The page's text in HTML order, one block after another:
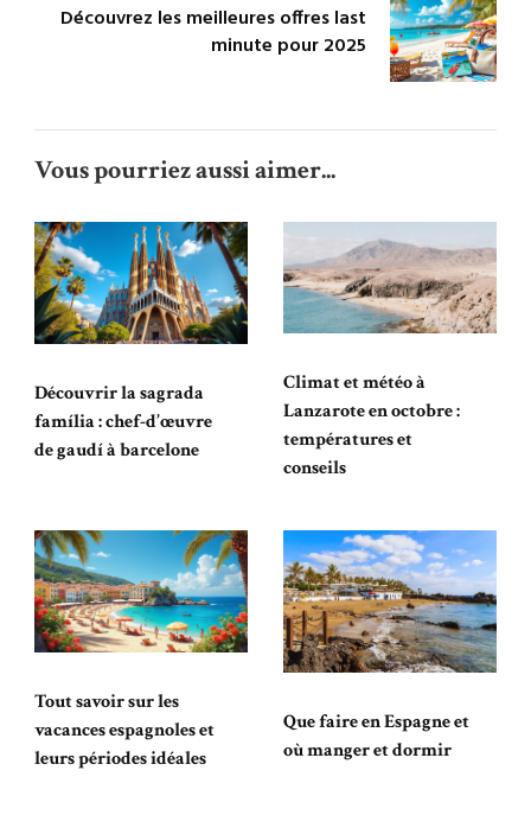
Découvrez les meilleures offres last
minute pour 2025
Vous pourriez aussi aimer...
Découvrir la sagrada
família : chef-d’œuvre
de gaudí à barcelone
Climat et météo à
Lanzarote en octobre :
températures et
conseils
Tout savoir sur les
vacances espagnoles et
leurs périodes idéales
Que faire en Espagne et
où manger et dormir